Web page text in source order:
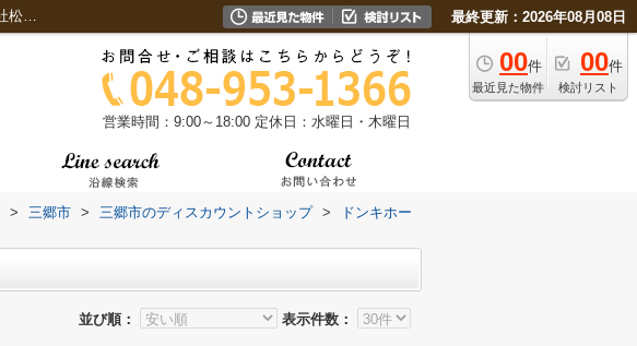
ドンキホーテ周辺の物件一覧｜三郷市の新築戸建て、マンション、土地などの不動産なら有限会社松栄住宅へ 最終更新：2026年08月08日
00件
最近見た物件
00件
検討リスト
営業時間：9:00～18:00 定休日：水曜日・木曜日
> 三郷市 > 三郷市のディスカウントショップ >
ドンキホー
並び順： 表示件数：